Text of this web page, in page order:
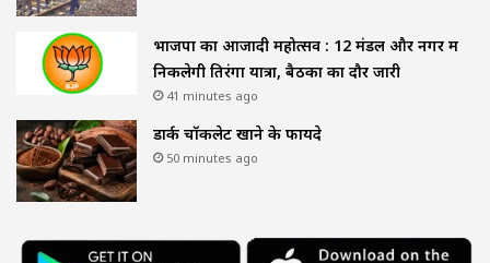
भाजपा का आजादी महोत्सव : 12 मंडल और नगर में
निकलेगी तिरंगा यात्रा, बैठकों का दौर जारी
41 minutes ago
डार्क चॉकलेट खाने के फायदे
50 minutes ago